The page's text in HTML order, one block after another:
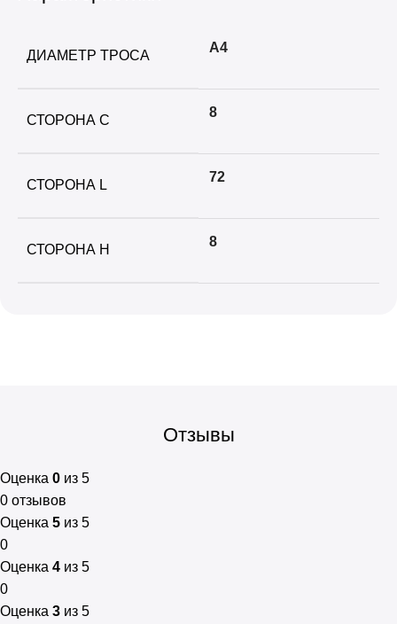
ДИАМЕТР ТРОСА
А4
СТОРОНА C
8
СТОРОНА L
72
СТОРОНА H
8
Отзывы
Оценка 0 из 5
0 отзывов
Оценка 5 из 5
0
Оценка 4 из 5
0
Оценка 3 из 5